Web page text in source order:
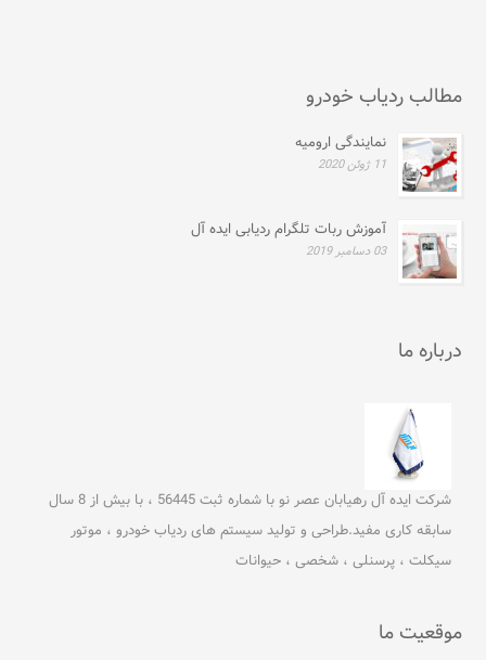
مطالب ردیاب خودرو
نمایندگی ارومیه
11 ژوئن 2020
آموزش ربات تلگرام ردیابی ایده آل
03 دسامبر 2019
درباره ما
شرکت ایده آل رهیابان عصر نو با شماره ثبت 56445 ، با بیش از 8 سال
سابقه کاری مفید.طراحی و تولید سیستم های ردیاب خودرو ، موتور
سیکلت ، پرسنلی ، شخصی ، حیوانات
موقعیت ما